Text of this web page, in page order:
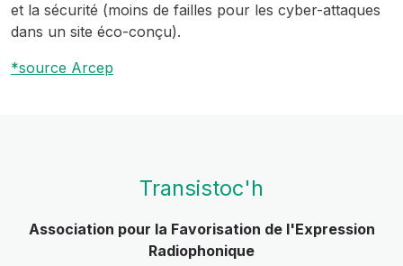
et la sécurité (moins de failles pour les cyber-attaques
dans un site éco-conçu).
*source Arcep
Transistoc'h
Association pour la Favorisation de l'Expression
Radiophonique